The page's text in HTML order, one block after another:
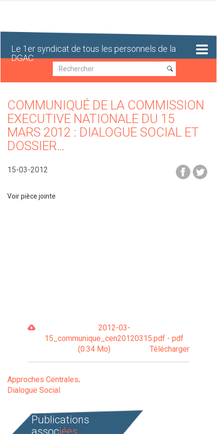
Le 1er syndicat de tous les personnels de la
DGAC
Recherche
Recherche
COMMUNIQUÉ DE LA COMMISSION
EXECUTIVE NATIONALE DU 15
MARS 2012 : DIALOGUE SOCIAL ET
DOSSIER…
15-03-2012
Voir pièce jointe
2012-03-
15_communique_cen20120315.pdf - pdf
(0.34 Mo)
Télécharger
Approches Centrales
Dialogue Social
Publications
associées